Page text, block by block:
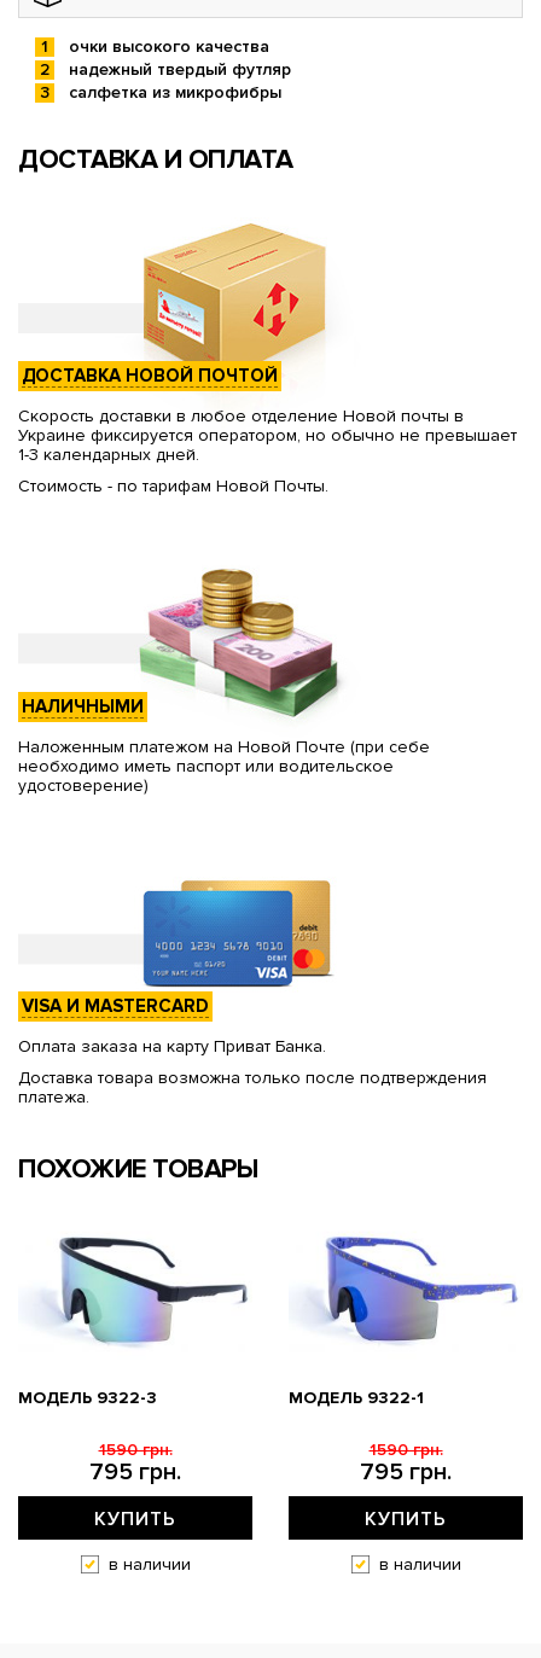
очки высокого качества
надежный твердый футляр
салфетка из микрофибры
ДОСТАВКА И ОПЛАТА
ДОСТАВКА НОВОЙ ПОЧТОЙ
Скорость доставки в любое отделение Новой почты в
Украине фиксируется оператором, но обычно не превышает
1-3 календарных дней.
Стоимость - по тарифам Новой Почты.
НАЛИЧНЫМИ
Наложенным платежом на Новой Почте (при себе
необходимо иметь паспорт или водительское
удостоверение)
VISA И MASTERCARD
Оплата заказа на карту Приват Банка.
Доставка товара возможна только после подтверждения
платежа.
ПОХОЖИЕ ТОВАРЫ
МОДЕЛЬ 9322-3
795 грн.
1590 грн.
КУПИТЬ
в наличии
МОДЕЛЬ 9322-1
795 грн.
1590 грн.
КУПИТЬ
в наличии